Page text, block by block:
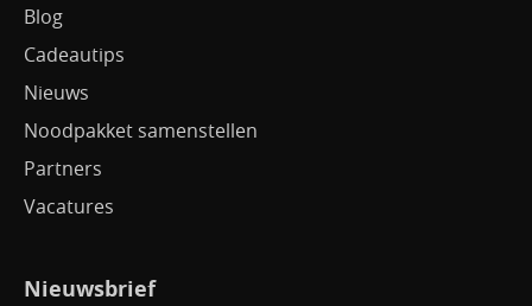
Verkoelingsproducten
Wintersport
Zonnebrillen
Blog
Cadeautips
Nieuws
Noodpakket samenstellen
Partners
Vacatures
Nieuwsbrief